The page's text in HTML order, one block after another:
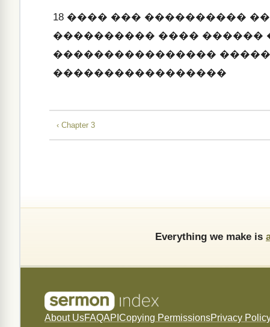
18 ���� ��� ����������
���������� ���� ������
����������������
�����������������
‹ Chapter 3
Everything we make is
About UsFAQAPI Copying PermissionsPrivacy